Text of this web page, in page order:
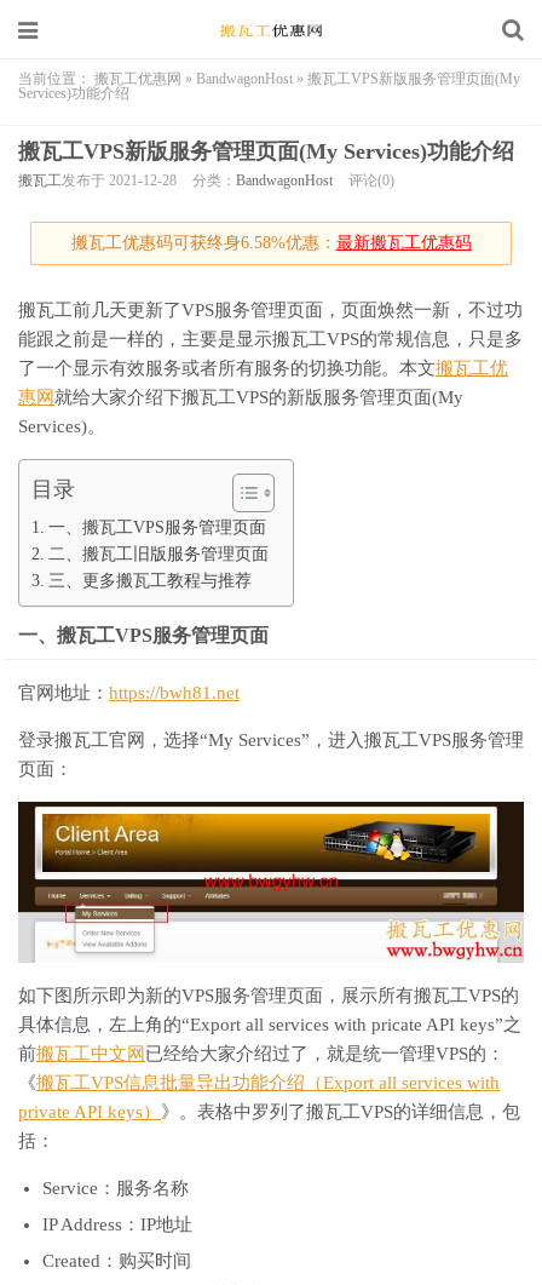
当前位置： 搬瓦工优惠网 » BandwagonHost » 搬瓦工VPS新版服务管理页面(My
Services)功能介绍
搬瓦工VPS新版服务管理页面(My Services)功能介绍
搬瓦工发布于 2021-12-28 分类： BandwagonHost 评论(0)
搬瓦工优惠码可获终身6.58%优惠： 最新搬瓦工优惠码
搬瓦工前几天更新了VPS服务管理页面，页面焕然一新，不过功
能跟之前是一样的，主要是显示搬瓦工VPS的常规信息，只是多
了一个显示有效服务或者所有服务的切换功能。本文搬瓦工优
惠网 就给大家介绍下搬瓦工VPS的新版服务管理页面(My
Services)。
目录
一、搬瓦工VPS服务管理页面
二、搬瓦工旧版服务管理页面
三、更多搬瓦工教程与推荐
一、搬瓦工VPS服务管理页面
官网地址： https://bwh81.net
登录搬瓦工官网，选择“My Services”，进入搬瓦工VPS服务管理
页面：
如下图所示即为新的VPS服务管理页面，展示所有搬瓦工VPS的
具体信息，左上角的“Export all services with pricate API keys”之
前搬瓦工中文网已经给大家介绍过了，就是统一管理VPS的：
《搬瓦工VPS信息批量导出功能介绍（Export all services with
private API keys） 》。表格中罗列了搬瓦工VPS的详细信息，包
括：
Service：服务名称
IP Address：IP地址
Created：购买时间